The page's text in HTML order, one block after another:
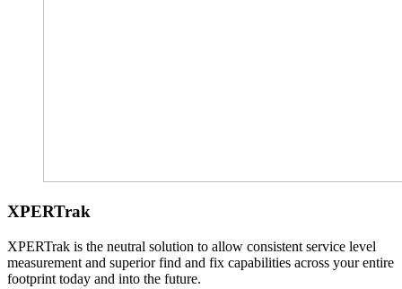
XPERTrak
XPERTrak is the neutral solution to allow consistent service level
measurement and superior find and fix capabilities across your entire
footprint today and into the future.